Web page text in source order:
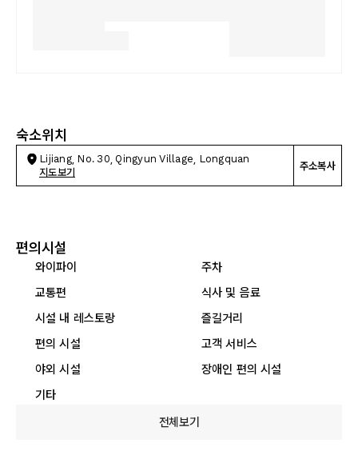
숙소위치
Lijiang, No. 30, Qingyun Village, Longquan
지도보기
주소복사
편의시설
와이파이
주차
교통편
식사 및 음료
시설 내 레스토랑
즐길거리
편의 시설
고객 서비스
야외 시설
장애인 편의 시설
기타
전체보기